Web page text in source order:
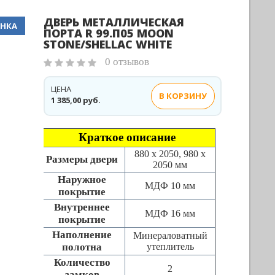
ДВЕРЬ МЕТАЛЛИЧЕСКАЯ
ПОРТА R 99.П05 MOON
STONE/SHELLAC WHITE
0 отзывов
1 385,00 руб.
ЦЕНА
В КОРЗИНУ
Краткое описание
Размеры двери
880 х 2050, 980 х
2050 мм
Наружное
покрытие
МДФ 10 мм
Внутреннее
покрытие
МДФ 16 мм
Наполнение
полотна
Минераловатный
утеплитель
Количество
2